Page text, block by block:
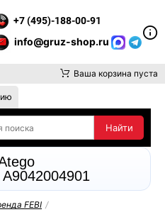
+7 (495)-188-00-91
info@gruz-shop.ru
Ваша корзина пуста
FEBI /